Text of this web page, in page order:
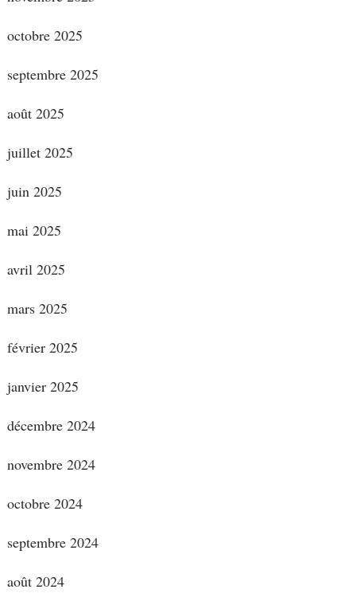
octobre 2025
septembre 2025
août 2025
juillet 2025
juin 2025
mai 2025
avril 2025
mars 2025
février 2025
janvier 2025
décembre 2024
novembre 2024
octobre 2024
septembre 2024
août 2024